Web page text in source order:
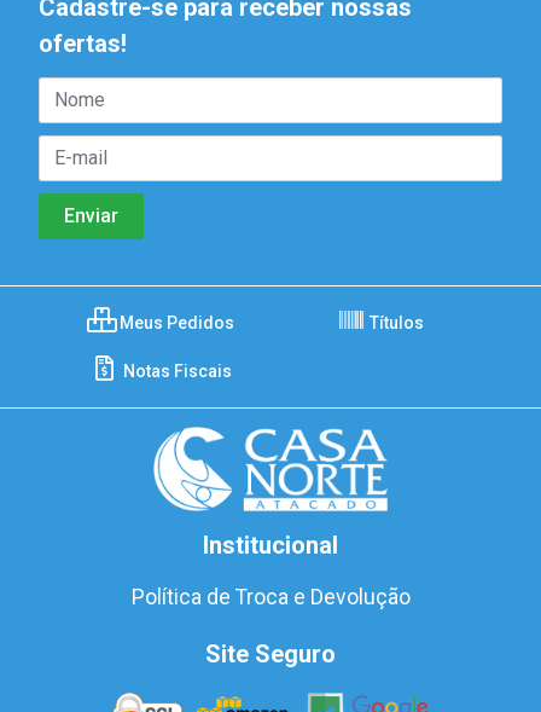
Cadastre-se para receber nossas
ofertas!
Meus Pedidos Títulos
Notas Fiscais
Institucional
Política de Troca e Devolução
Site Seguro